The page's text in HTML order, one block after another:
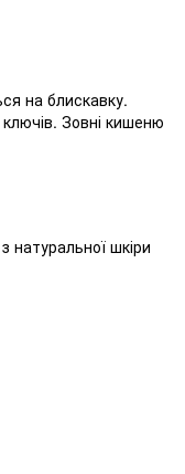
на блискавку.
ключів. Зовні кишеню
натуральної шкіри